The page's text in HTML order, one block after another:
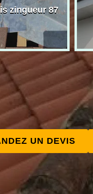
zingueur 87
UN DEVIS